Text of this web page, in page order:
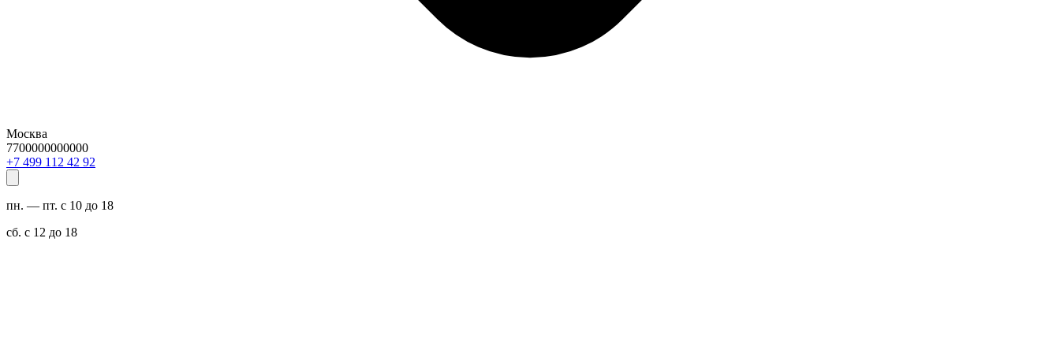
Москва
7700000000000
29 24 211 994 7+
пн. — пт. с 10 до 18
сб. с 12 до 18